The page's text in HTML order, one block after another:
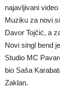
najavljivani
Muziku za novi
Davor Tojčić, a
Novi singl bend
Studio MC
bio Saša
Zaklan.